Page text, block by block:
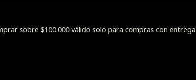
sobre $100.000 válido solo para compras con